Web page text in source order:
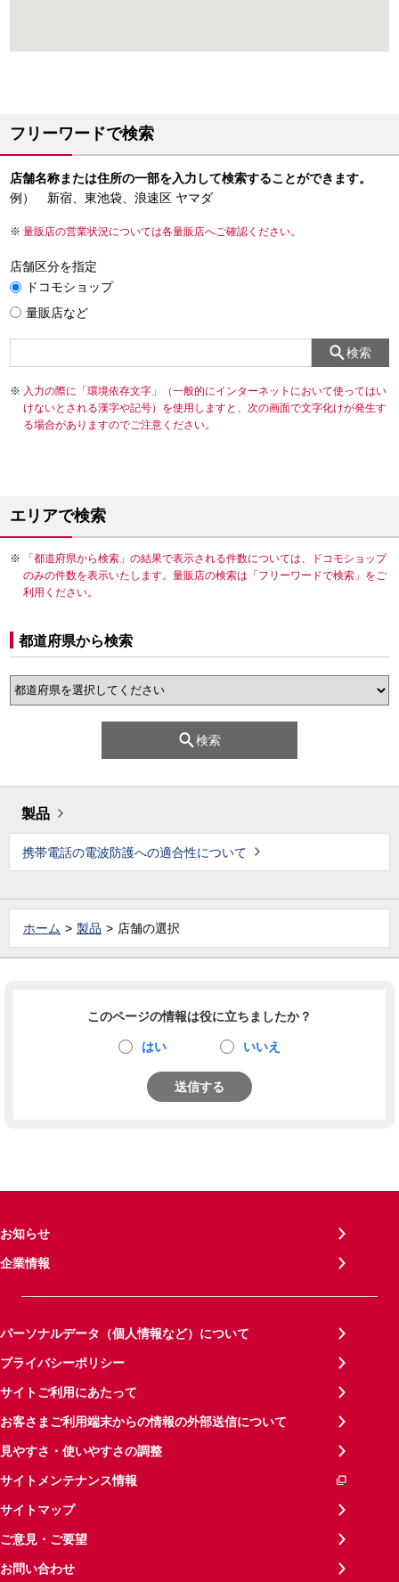
フリーワードで検索
店舗名称または住所の一部を入力して検索することができます。
例） 新宿、東池袋、浪速区 ヤマダ
量販店の営業状況については各量販店へご確認ください。
店舗区分を指定
ドコモショップ
量販店など
検索
入力の際に「環境依存文字」（一般的にインターネットにおいて使ってはい
けないとされる漢字や記号）を使用しますと、次の画面で文字化けが発生す
る場合がありますのでご注意ください。
エリアで検索
「都道府県から検索」の結果で表示される件数については、ドコモショップ
のみの件数を表示いたします。量販店の検索は「フリーワードで検索」をご
利用ください。
都道府県から検索
検索
製品
携帯電話の電波防護への適合性について
ホーム 製品 店舗の選択
このページの情報は役に立ちましたか？
はい いいえ
送信する
お知らせ
企業情報
パーソナルデータ（個人情報など）について
プライバシーポリシー
サイトご利用にあたって
お客さまご利用端末からの情報の外部送信について
見やすさ・使いやすさの調整
サイトメンテナンス情報
サイトマップ
ご意見・ご要望
お問い合わせ